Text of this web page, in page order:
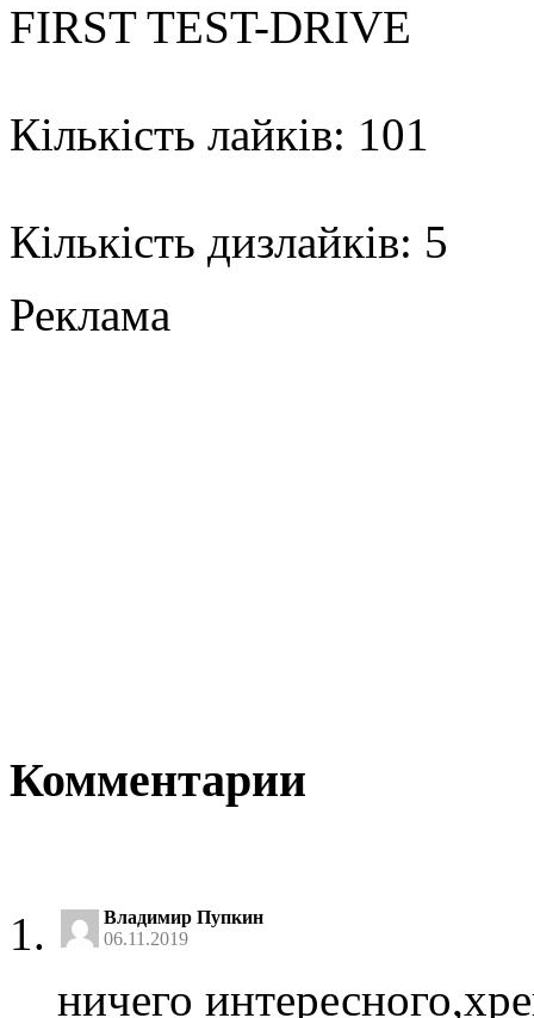
FIRST TEST-DRIVE
Кількість лайків: 101
Кількість дизлайків: 5
Реклама
Комментарии
Владимир Пупкин
06.11.2019
ничего